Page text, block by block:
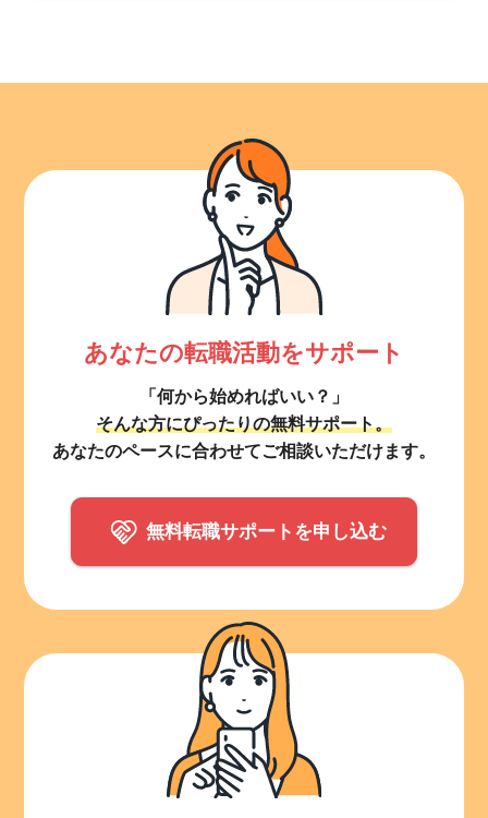
あなたの転職活動をサポート
「何から始めればいい？」
そんな方にぴったりの無料サポート。
あなたのペースに合わせてご相談いただけます。
無料転職サポートを申し込む